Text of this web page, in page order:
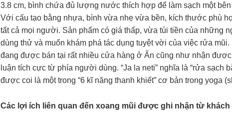
3.8 cm, bình chứa đủ lượng nước thích hợp để làm sạch một bên
Với cấu tạo bằng nhựa, bình vừa nhẹ vừa bền, kích thước phù
tất cả mọi người. Sản phẩm có giá thấp, vừa túi tiền của những
dùng thử và muốn khám phá tác dụng tuyệt vời của việc rửa mũi.
đang được bán tại rất nhiều cửa hàng ở Ấn cũng như nhận
luận tích cực từ phía người dùng. “Ja la neti” nghĩa là “rửa sạch
được coi là một trong “6 kĩ năng thanh khiết” cơ bản trong yoga
Các lợi ích liên quan đến xoang mũi được ghi nhận từ khách